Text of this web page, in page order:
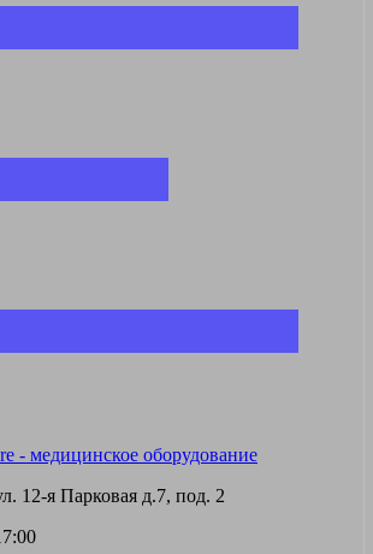
12-я Парковая д.7, под. 2